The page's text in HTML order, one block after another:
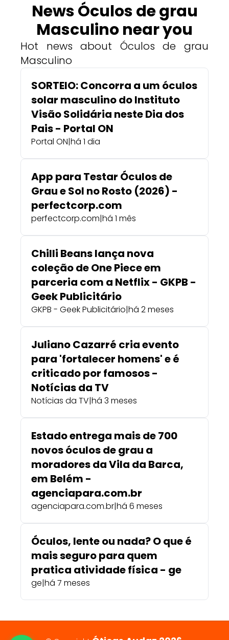
News Óculos de grau
Masculino near you
Hot news about Óculos de grau
Masculino
SORTEIO: Concorra a um óculos
solar masculino do Instituto
Visão Solidária neste Dia dos
Pais - Portal ON
Portal ON|há 1 dia
App para Testar Óculos de
Grau e Sol no Rosto (2026) -
perfectcorp.com
perfectcorp.com|há 1 mês
Chilli Beans lança nova
coleção de One Piece em
parceria com a Netflix - GKPB -
Geek Publicitário
GKPB - Geek Publicitário|há 2 meses
Juliano Cazarré cria evento
para 'fortalecer homens' e é
criticado por famosos -
Notícias da TV
Notícias da TV|há 3 meses
Estado entrega mais de 700
novos óculos de grau a
moradores da Vila da Barca,
em Belém -
agenciapara.com.br
agenciapara.com.br|há 6 meses
Óculos, lente ou nada? O que é
mais seguro para quem
pratica atividade física - ge
ge|há 7 meses